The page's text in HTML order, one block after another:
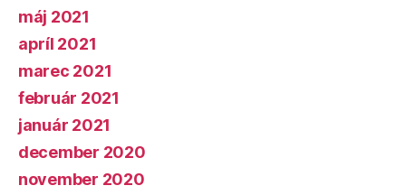
máj 2021
apríl 2021
marec 2021
február 2021
január 2021
december 2020
november 2020